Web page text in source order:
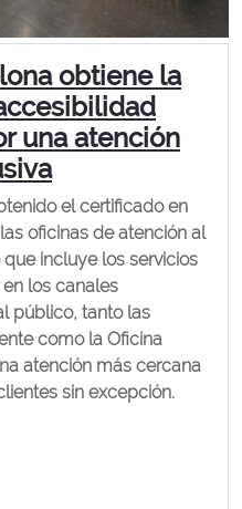
obtiene la
una atención
el certificado en
oficinas de atención al
incluye los servicios
los canales
público, tanto las
como la Oficina
atención más cercana
sin excepción.